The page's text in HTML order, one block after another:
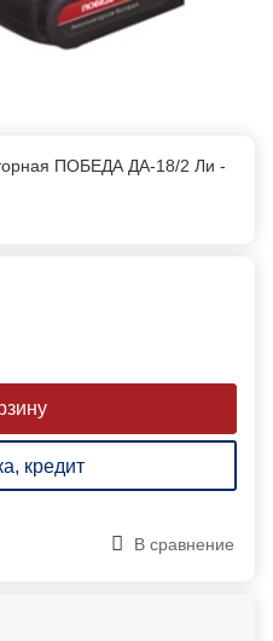
ПОБЕДА ДА-18/2 Ли -
кредит
В сравнение